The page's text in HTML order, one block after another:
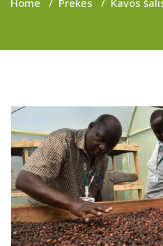
Home / Prekės / Kavos